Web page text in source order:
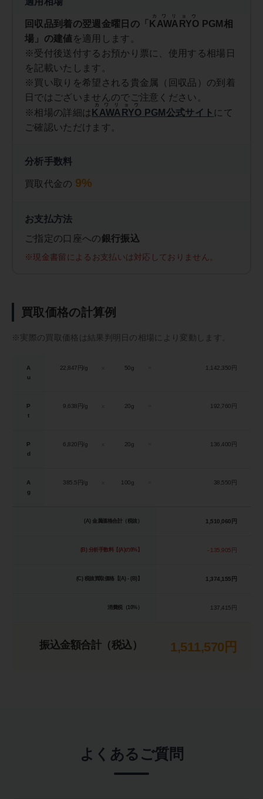
回収品到着の翌週金曜日の「 KAWARYO
カワリョウ
PGM相
場」の建値を適用します。
※受付後送付するお預かり票に、使用する相場日
を記載いたします。
※買い取りを希望される貴金属（回収品）の到着
日ではございませんのでご注意ください。
※相場の詳細は KAWARYO
カワリョウ
PGM公式サイト にて
ご確認いただけます。
分析手数料
買取代金の 9%
お支払方法
ご指定の口座への銀行振込
※現金書留によるお支払いは対応しておりません。
買取価格の計算例
※実際の買取価格は結果判明日の相場により変動します。
A
u
22,847円/g 50g 1,142,350円
P
t
9,638円/g 20g 192,760円
P
d
6,820円/g 20g 136,400円
A
g
385.5円/g 100g 38,550円
(A) 金属価格合計（税抜） 1,510,060円
(B) 分析手数料【(A)の9%】 - 135,905円
(C) 税抜買取価格【(A) - (B)】 1,374,155円
消費税（10%） 137,415円
振込金額合計（税込） 1,511,570円
よくあるご質問